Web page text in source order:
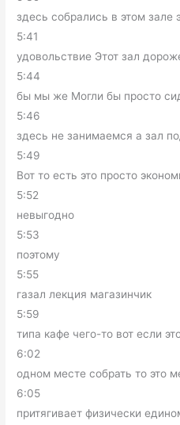
здесь собрались в этом зале
5:41
удовольствие Этот зал
5:44
бы мы же Могли бы просто
5:46
здесь не занимаемся а зал
5:49
Вот то есть это просто
5:52
невыгодно
5:53
поэтому
5:55
газал лекция магазинчик
5:59
типа кафе чего-то вот если
6:02
одном месте собрать то это
6:05
притягивает физически